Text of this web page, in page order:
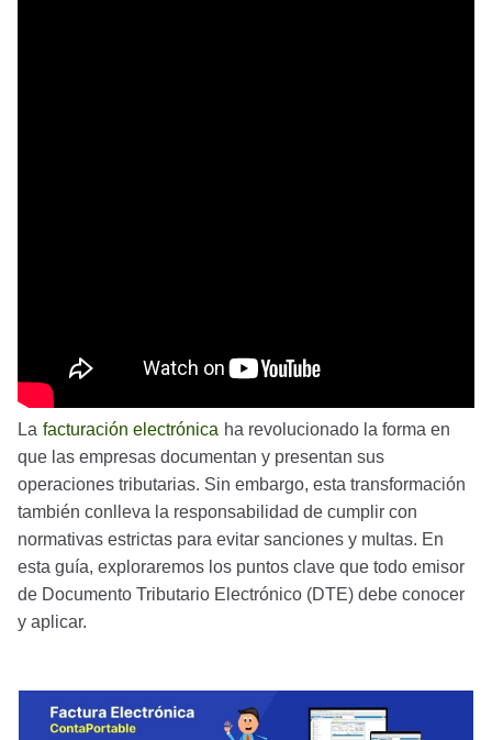
La facturación electrónica ha revolucionado la forma en
que las empresas documentan y presentan sus
operaciones tributarias. Sin embargo, esta transformación
también conlleva la responsabilidad de cumplir con
normativas estrictas para evitar sanciones y multas. En
esta guía, exploraremos los puntos clave que todo emisor
de Documento Tributario Electrónico (DTE) debe conocer
y aplicar.